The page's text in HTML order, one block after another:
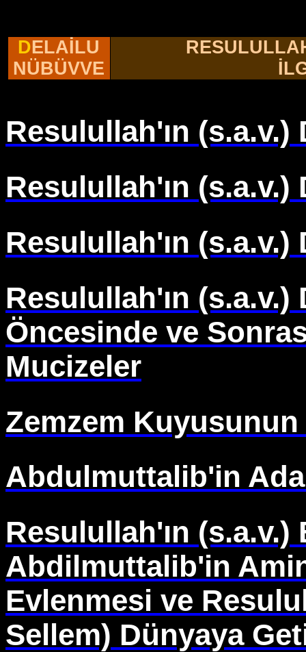
DELAİLU
NÜBÜVVE
Resulullah'ın
Resulullah'ın
Resulullah'ın (s.a.v.)
Resulullah'ın (s.a.v.)
Öncesinde ve
Mucizeler
Zemzem Kuyusunun
Abdulmuttalib'in
Resulullah'ın
Abdilmuttalib'in
Evlenmesi ve
Sellem) Dünyaya